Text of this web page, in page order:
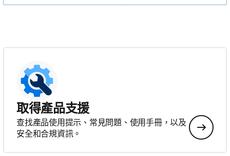
取得產品支援
查找產品使用提示、常見問題、使用手冊，以及
安全和合規資訊。